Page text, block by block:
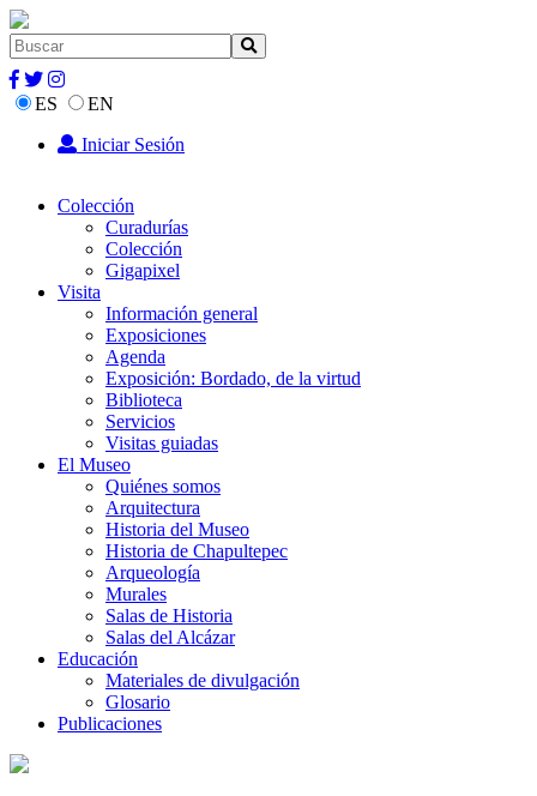
ES
EN
Iniciar Sesión
Colección
Curadurías
Colección
Gigapixel
Visita
Información general
Exposiciones
Agenda
Exposición: Bordado, de la virtud
Biblioteca
Servicios
Visitas guiadas
El Museo
Quiénes somos
Arquitectura
Historia del Museo
Historia de Chapultepec
Arqueología
Murales
Salas de Historia
Salas del Alcázar
Educación
Materiales de divulgación
Glosario
Publicaciones